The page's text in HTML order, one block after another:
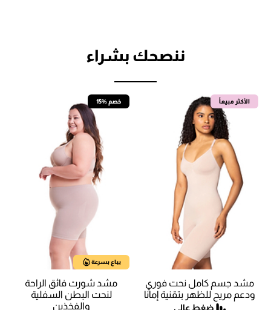
ننصحك بشراء
الأكثر مبيعاً
مشد جسم كامل نحت فوري
ودعم مريح للظهر بتقنية إمانا
يباع بسرعة
15% خصم
مشد شورت فائق الراحة
لنحت البطن السفلية
والفخذين